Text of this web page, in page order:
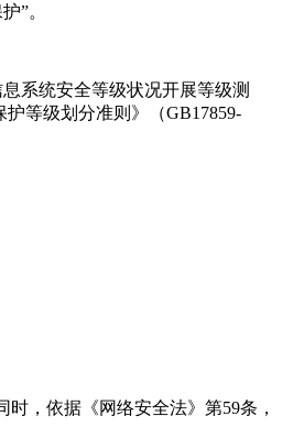
”。
系统安全等级状况开展等级测
等级划分准则》（GB17859-
，依据《网络安全法》第59条，